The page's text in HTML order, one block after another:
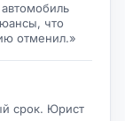
что
отменил.»
срок. Юрист